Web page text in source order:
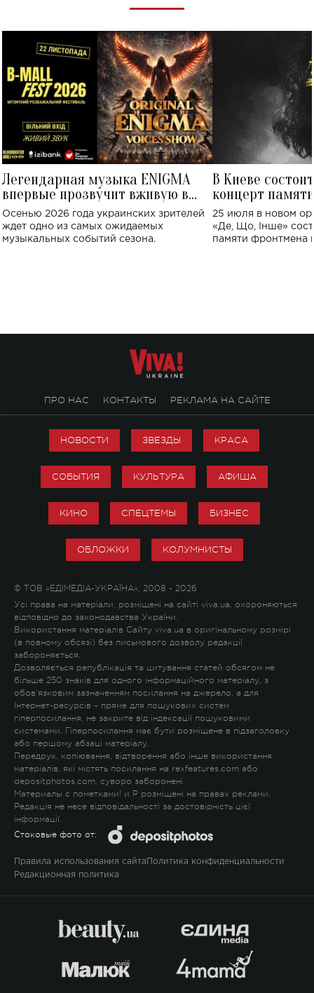
Легендарная музыка ENIGMA
впервые прозвучит вживую в
Украине: где состоится концерт
Осенью 2026 года украинских зрителей
ждет одно из самых ожидаемых
музыкальных событий сезона.
В Киеве
концерт
Клименко:
исполнят песни
25 июля в новом
«Де, Що, Інше»
памяти фронтмена
ПРО НАС КОНТАКТЫ РЕКЛАМА НА САЙТЕ
НОВОСТИ ЗВЕЗДЫ КРАСА
СОБЫТИЯ КУЛЬТУРА АФИША
КИНО СПЕЦТЕМЫ БИЗНЕС
ОБЛОЖКИ КОЛУМНИСТЫ
© ТОВ «ЕДІМЕДІА-УКРАЇНА», 2008 - 2026
Усі права на матеріали, розміщені на сайті viva.ua, охороняються
відповідно до законодавства України.
Використання матеріалів Сайту viva.ua в оригінальному розмірі
(в повному обсязі) без письмового дозволу редакції
забороняється.
Дозволяється републікація та цитування статей обсягом не
більше 250 знаків для одного інформаційного матеріалу, з
обов'язковим зазначенням посилання на джерело, а для
Інтернет-ресурсів – пряме для пошукових систем
гіперпосилання, не закрите від індексації пошуковими
системами. Гіперпосилання має бути розміщене в підзаголовку
або першому абзаці матеріалу.
Передрук, копіювання, відтворення або інше використання
матеріалів, які містять посилання на rexfeatures.com або
depositphotos.com, суворо заборонені.
Материалы с пометками! и P розміщені на правах реклами.
Редакція не несе відповідальності за достовірність цієї
інформації.
Стоковые фото от:
Правила использования сайта Политика конфиденциальности
Редакционная политика